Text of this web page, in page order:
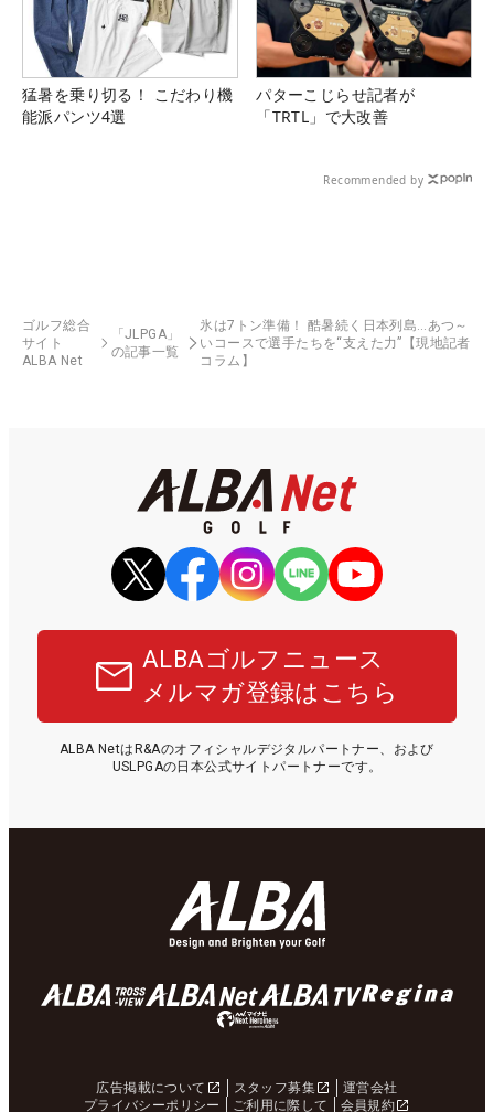
猛暑を乗り切る！ こだわり機
能派パンツ4選
パターこじらせ記者が
「TRTL」で大改善
Recommended by
ゴルフ総合
サイト
ALBA Net
「JLPGA」
の記事一覧
氷は7トン準備！ 酷暑続く日本列島…あつ～
いコースで選手たちを“支えた力”【現地記者
コラム】
ALBAゴルフニュース
メルマガ登録はこちら
ALBA NetはR&Aのオフィシャルデジタルパートナー、および
USLPGAの日本公式サイトパートナーです。
広告掲載について スタッフ募集
運営会社
プライバシーポリシー
ご利用に際して 会員規約